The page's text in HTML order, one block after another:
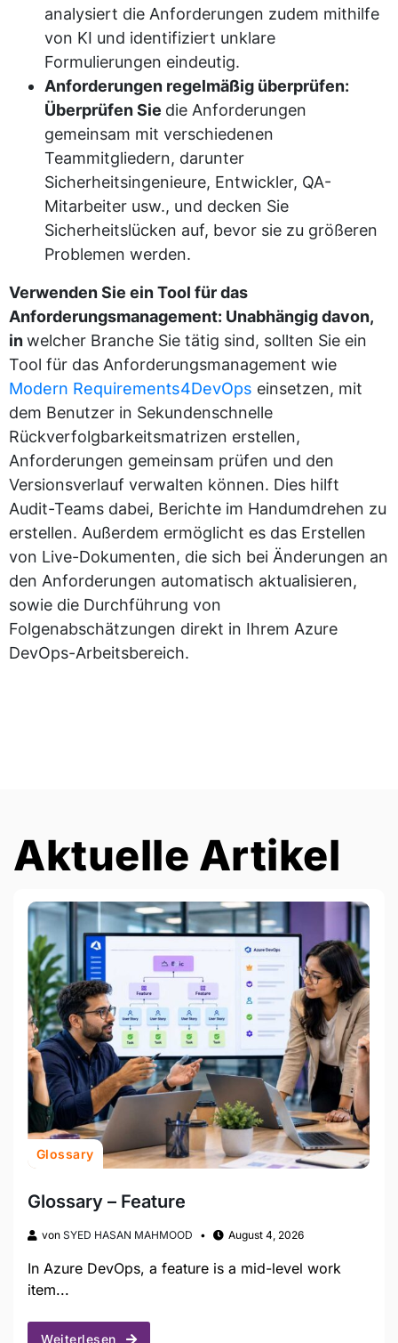
analysiert die Anforderungen zudem mithilfe
von KI und identifiziert unklare
Formulierungen eindeutig.
Anforderungen regelmäßig überprüfen:
Überprüfen Sie die Anforderungen
gemeinsam mit verschiedenen
Teammitgliedern, darunter
Sicherheitsingenieure, Entwickler, QA-
Mitarbeiter usw., und decken Sie
Sicherheitslücken auf, bevor sie zu größeren
Problemen werden.
Verwenden Sie ein Tool für das
Anforderungsmanagement: Unabhängig davon,
inwelcher Branche Sie tätig sind, sollten Sie ein
Tool für das Anforderungsmanagement wie
Modern Requirements4DevOps einsetzen, mit
dem Benutzer in Sekundenschnelle
Rückverfolgbarkeitsmatrizen erstellen,
Anforderungen gemeinsam prüfen und den
Versionsverlauf verwalten können. Dies hilft
Audit-Teams dabei, Berichte im Handumdrehen zu
erstellen. Außerdem ermöglicht es das Erstellen
von Live-Dokumenten, die sich bei Änderungen an
den Anforderungen automatisch aktualisieren,
sowie die Durchführung von
Folgenabschätzungen direkt in Ihrem Azure
DevOps-Arbeitsbereich.
Aktuelle Artikel
Glossary
Glossary – Feature
von SYED HASAN MAHMOOD August 4, 2026
In Azure DevOps, a feature is a mid-level work
item...
Weiterlesen